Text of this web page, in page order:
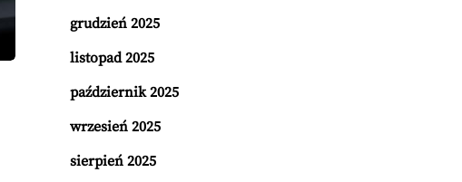
grudzień 2025
listopad 2025
październik 2025
wrzesień 2025
sierpień 2025